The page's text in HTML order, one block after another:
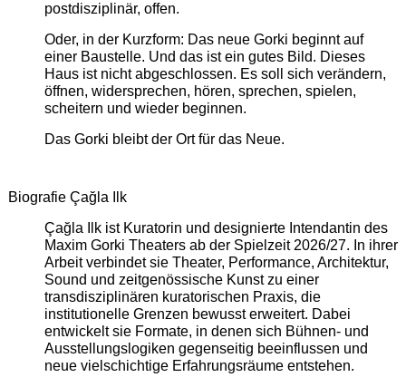
postdisziplinär, offen.
Oder, in der Kurzform: Das neue Gorki beginnt auf
einer Baustelle. Und das ist ein gutes Bild. Dieses
Haus ist nicht abgeschlossen. Es soll sich verändern,
öffnen, widersprechen, hören, sprechen, spielen,
scheitern und wieder beginnen.
Das Gorki bleibt der Ort für das Neue.
Biografie Çağla Ilk
Çağla Ilk ist Kuratorin und designierte Intendantin des
Maxim Gorki Theaters ab der Spielzeit 2026/27. In ihrer
Arbeit verbindet sie Theater, Performance, Architektur,
Sound und zeitgenössische Kunst zu einer
transdisziplinären kuratorischen Praxis, die
institutionelle Grenzen bewusst erweitert. Dabei
entwickelt sie Formate, in denen sich Bühnen- und
Ausstellungslogiken gegenseitig beeinflussen und
neue vielschichtige Erfahrungsräume entstehen.